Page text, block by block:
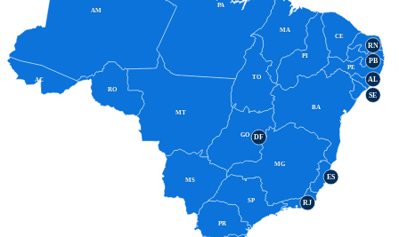
SP
MA
PA
BA
MS
MG
GO
TO
PI
CE
PE
PR
AM
MT
AC
RO
RN
PB
AL
SE
DF
ES
RJ